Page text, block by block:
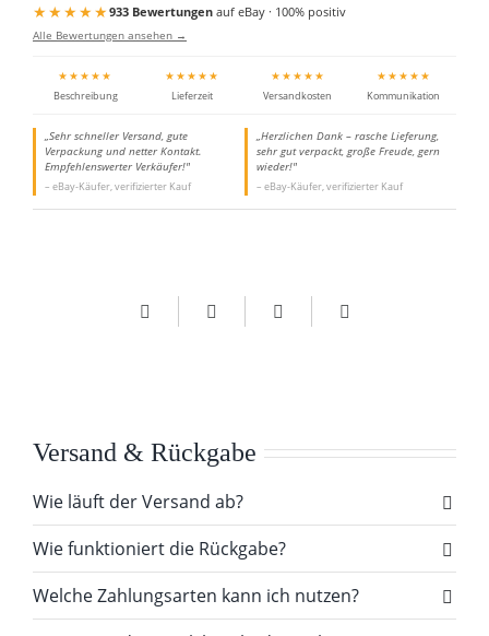
★★★★★933 Bewertungenauf eBay · 100% positiv
Alle Bewertungen ansehen →
★★★★★
Beschreibung
★★★★★
Lieferzeit
★★★★★
Versandkosten
★★★★★
Kommunikation
„Sehr schneller Versand, gute
Verpackung und netter Kontakt.
Empfehlenswerter Verkäufer!"
– eBay-Käufer, verifizierter Kauf
„Herzlichen Dank – rasche Lieferung,
sehr gut verpackt, große Freude, gern
wieder!"
– eBay-Käufer, verifizierter Kauf
Versand & Rückgabe
Wie läuft der Versand ab?
Wie funktioniert die Rückgabe?
Welche Zahlungsarten kann ich nutzen?